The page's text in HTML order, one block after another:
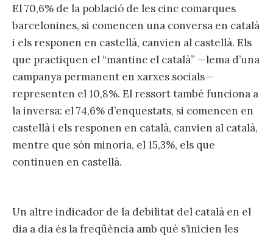
El 70,6% de la població de les cinc comarques
barcelonines, si comencen una conversa en català
i els responen en castellà, canvien al castellà. Els
que practiquen el “mantinc el català” —lema d’una
campanya permanent en xarxes socials—
representen el 10,8%. El ressort també funciona a
la inversa: el 74,6% d’enquestats, si comencen en
castellà i els responen en català, canvien al català,
mentre que són minoria, el 15,3%, els que
continuen en castellà.
Un altre indicador de la debilitat del català en el
dia a dia és la freqüència amb què s’inicien les